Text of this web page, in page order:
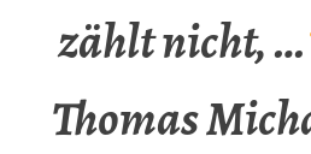
zählt nicht, …
Thomas